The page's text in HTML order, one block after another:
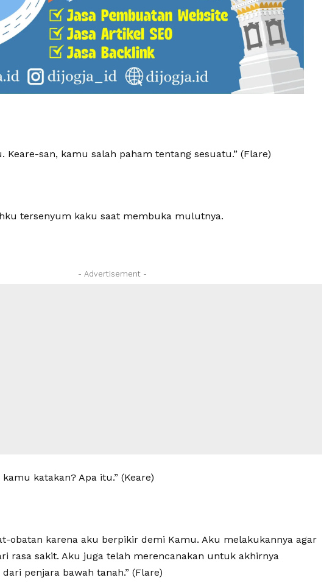
Keare-san, kamu salah paham tentang sesuatu.” (Flare)
tersenyum kaku saat membuka mulutnya.
- Advertisement -
katakan? Apa itu.” (Keare)
obatan karena aku berpikir demi Kamu. Aku melakukannya agar
rasa sakit. Aku juga telah merencanakan untuk akhirnya
penjara bawah tanah.” (Flare)